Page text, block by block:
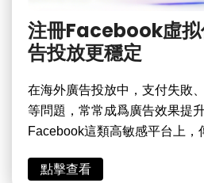
注冊Facebook虛拟
告投放更穩定
在海外廣告投放中，支付失敗
等問題，常常成爲廣告效果提
Facebook這類高敏感平台上，
點擊查看